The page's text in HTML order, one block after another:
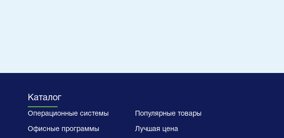
Каталог
Операционные системы
Офисные программы
Популярные товары
Лучшая цена